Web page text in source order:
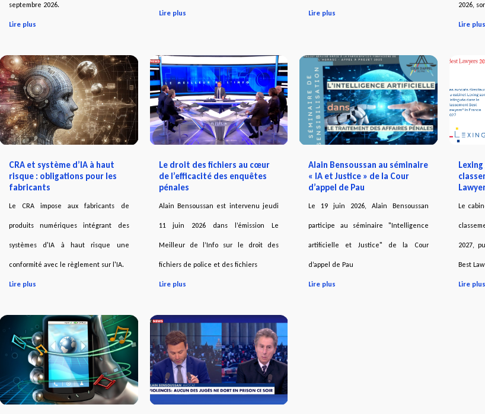
septembre 2026.
Lire plus
Lire plus Lire plus
2026,
Lire plus
CRA et système d’IA à haut
risque : obligations pour les
fabricants
Le CRA impose aux fabricants de
produits numériques intégrant des
systèmes d'IA à haut risque une
conformité avec le règlement sur l'IA.
Lire plus
Le droit des fichiers au cœur
de l’efficacité des enquêtes
pénales
Alain Bensoussan est intervenu jeudi
11 juin 2026 dans l’émission Le
Meilleur de l’Info sur le droit des
fichiers de police et des fichiers
Lire plus
Alain Bensoussan au séminaire
« IA et Justice » de la Cour
d’appel de Pau
Le 19 juin 2026, Alain Bensoussan
participe au séminaire "Intelligence
artificielle et Justice" de la Cour
d’appel de Pau
Lire plus
Le
2027,
Best
Lire plus